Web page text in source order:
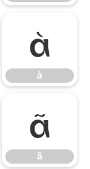
à
à
ã
ã